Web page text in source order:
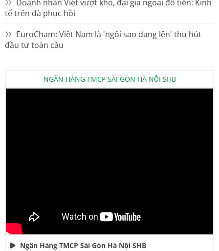
Doanh nhân Việt vượt khó, đại gia ngoại đổ tiền: Kinh
tế trên đà phục hồi
EuroCham: Việt Nam là 'ngôi sao đang lên' thu hút
đầu tư toàn cầu
NGÂN HÀNG TMCP SÀI GÒN HÀ NỘI SHB
Ngân Hàng TMCP Sài Gòn Hà Nội SHB